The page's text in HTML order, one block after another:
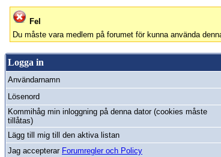
Fel
Du måste vara medlem på forumet för kunna använda
Logga in
Användarnamn
Lösenord
Kommihåg min inloggning på denna dator (cookies måste
tillåtas)
Lägg till mig till den aktiva listan
Jag accepterar Forumregler och Policy